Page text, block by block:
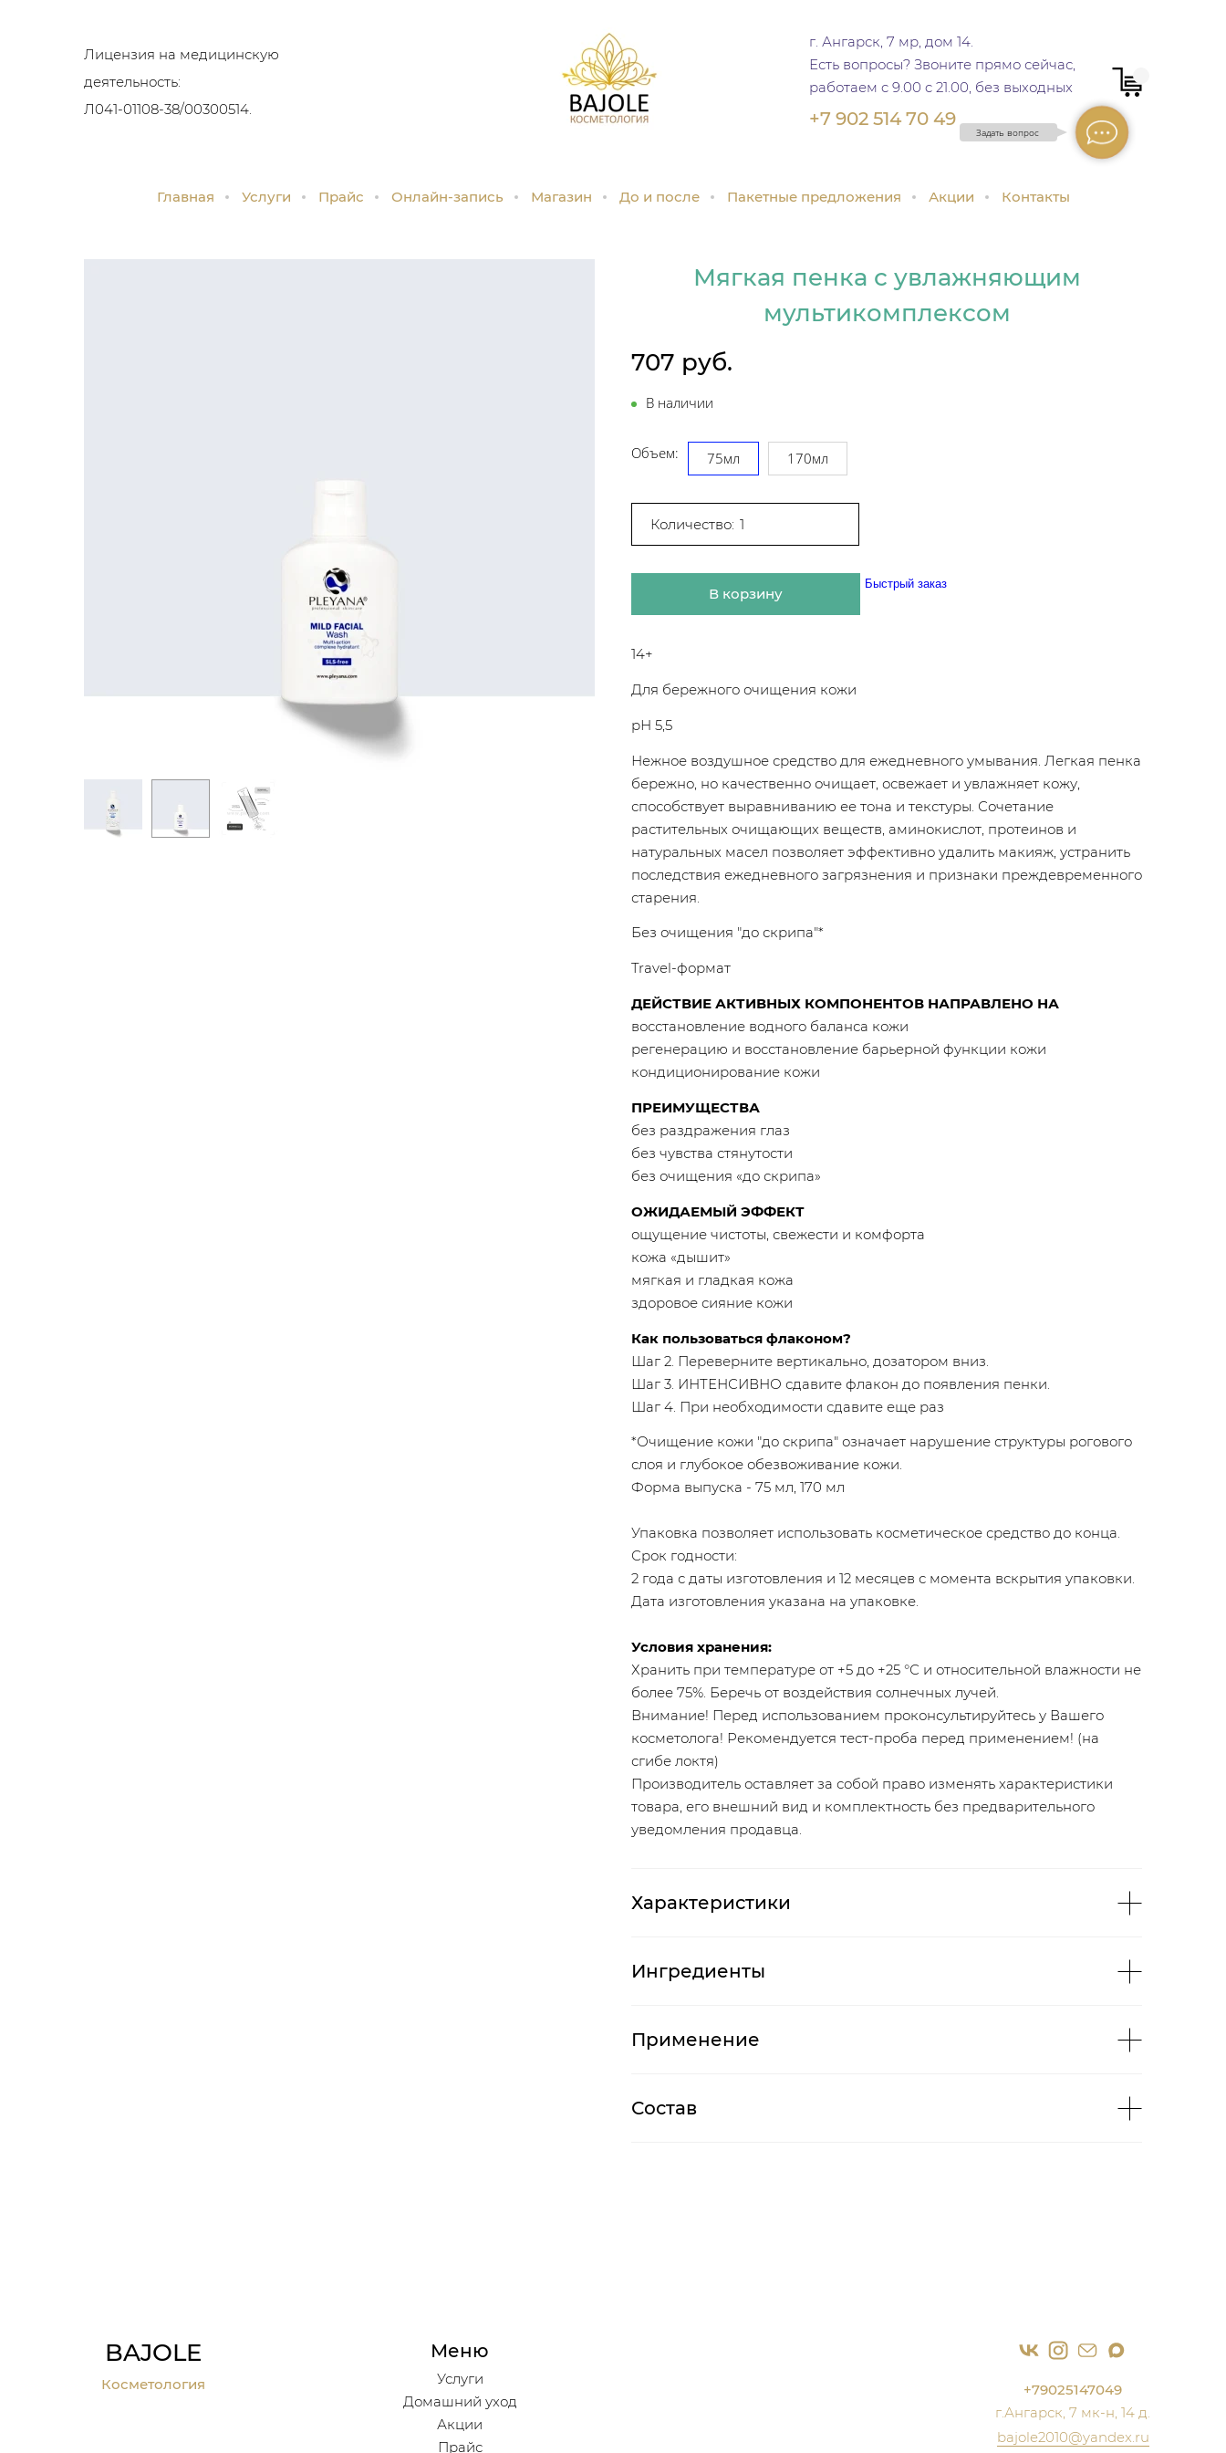
Лицензия на медицинскую
деятельность:
Л041-01108-38/00300514.
г. Ангарск, 7 мр, дом 14.
Есть вопросы? Звоните прямо сейчас,
работаем c 9.00 c 21.00, без выходных
+7 902 514 70 49
Задать вопрос
Главная Услуги Прайс Онлайн-запись Магазин До и после Пакетные предложения Акции Контакты
Мягкая пенка с увлажняющим
мультикомплексом
707 руб.
В наличии
Объем: 75мл 170мл
Количество:
В корзину
Быстрый заказ
14+
Для бережного очищения кожи
рН 5,5
Нежное воздушное средство для ежедневного умывания. Легкая пенка
бережно, но качественно очищает, освежает и увлажняет кожу,
способствует выравниванию ее тона и текстуры. Сочетание
растительных очищающих веществ, аминокислот, протеинов и
натуральных масел позволяет эффективно удалить макияж, устранить
последствия ежедневного загрязнения и признаки преждевременного
старения.
Без очищения "до скрипа"*
Travel-формат
ДЕЙСТВИЕ АКТИВНЫХ КОМПОНЕНТОВ НАПРАВЛЕНО НА
восстановление водного баланса кожи
регенерацию и восстановление барьерной функции кожи
кондиционирование кожи
ПРЕИМУЩЕСТВА
без раздражения глаз
без чувства стянутости
без очищения «до скрипа»
ОЖИДАЕМЫЙ ЭФФЕКТ
ощущение чистоты, свежести и комфорта
кожа «дышит»
мягкая и гладкая кожа
здоровое сияние кожи
Как пользоваться флаконом?
Шаг 2. Переверните вертикально, дозатором вниз.
Шаг 3. ИНТЕНСИВНО сдавите флакон до появления пенки.
Шаг 4. При необходимости сдавите еще раз
*Очищение кожи "до скрипа" означает нарушение структуры рогового
слоя и глубокое обезвоживание кожи.
Форма выпуска - 75 мл, 170 мл
Упаковка позволяет использовать косметическое средство до конца.
Срок годности:
2 года с даты изготовления и 12 месяцев с момента вскрытия упаковки.
Дата изготовления указана на упаковке.
Условия хранения:
Хранить при температуре от +5 до +25 °С и относительной влажности не
более 75%. Беречь от воздействия солнечных лучей.
Внимание! Перед использованием проконсультируйтесь у Вашего
косметолога! Рекомендуется тест-проба перед применением! (на
сгибе локтя)
Производитель оставляет за собой право изменять характеристики
товара, его внешний вид и комплектность без предварительного
уведомления продавца.
Характеристики
Ингредиенты
Применение
Состав
BAJOLE
Косметология
Меню
Услуги
Домашний уход
Акции
Прайс
+79025147049
г.Ангарск, 7 мк-н, 14 д.
bajole2010@yandex.ru